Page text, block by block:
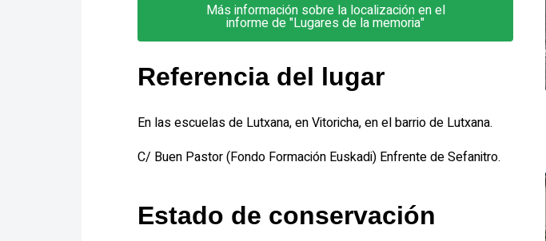
Más información sobre la localización en el
informe de "Lugares de la memoria"
Referencia del lugar
En las escuelas de Lutxana, en Vitoricha, en el barrio de Lutxana.
C/ Buen Pastor (Fondo Formación Euskadi) Enfrente de Sefanitro.
Estado de conservación